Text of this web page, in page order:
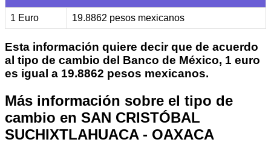
1 Euro 19.8862 pesos mexicanos
Esta información quiere decir que de acuerdo
al tipo de cambio del Banco de México, 1 euro
es igual a 19.8862 pesos mexicanos.
Más información sobre el tipo de
cambio en SAN CRISTÓBAL
SUCHIXTLAHUACA - OAXACA